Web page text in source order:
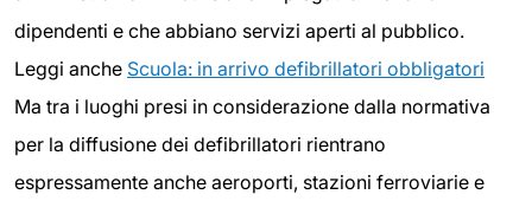
dipendenti e che abbiano servizi aperti al pubblico.
Leggi anche Scuola: in arrivo defibrillatori obbligatori
Ma tra i luoghi presi in considerazione dalla normativa
per la diffusione dei defibrillatori rientrano
espressamente anche aeroporti, stazioni ferroviarie e